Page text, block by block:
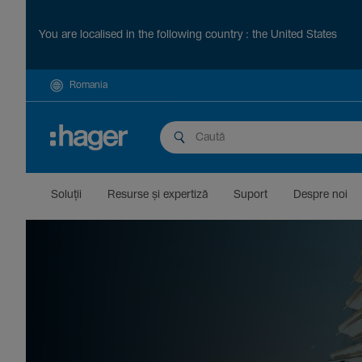
You are localised in the following country : the United States
Romania
Soluții Resurse și exper­tiză Suport Despre noi